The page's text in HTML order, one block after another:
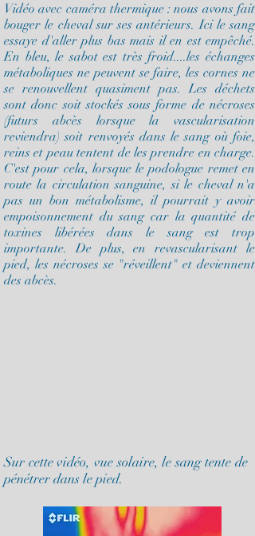
Vidéo avec caméra thermique : nous avons fait
bouger le cheval sur ses antérieurs. Ici le sang
essaye d'aller plus bas mais il en est empêché.
En bleu, le sabot est très froid....les échanges
métaboliques ne peuvent se faire, les cornes ne
se renouvellent quasiment pas. Les déchets
sont donc soit stockés sous forme de nécroses
(futurs abcès lorsque la vascularisation
reviendra) soit renvoyés dans le sang où foie,
reins et peau tentent de les prendre en charge.
C'est pour cela, lorsque le podologue remet en
route la circulation sanguine, si le cheval n'a
pas un bon métabolisme, il pourrait y avoir
empoisonnement du sang car la quantité de
toxines libérées dans le sang est trop
importante. De plus, en revascularisant le
pied, les nécroses se "réveillent" et deviennent
des abcès.
Sur cette vidéo, vue solaire, le sang tente de
pénétrer dans le pied.